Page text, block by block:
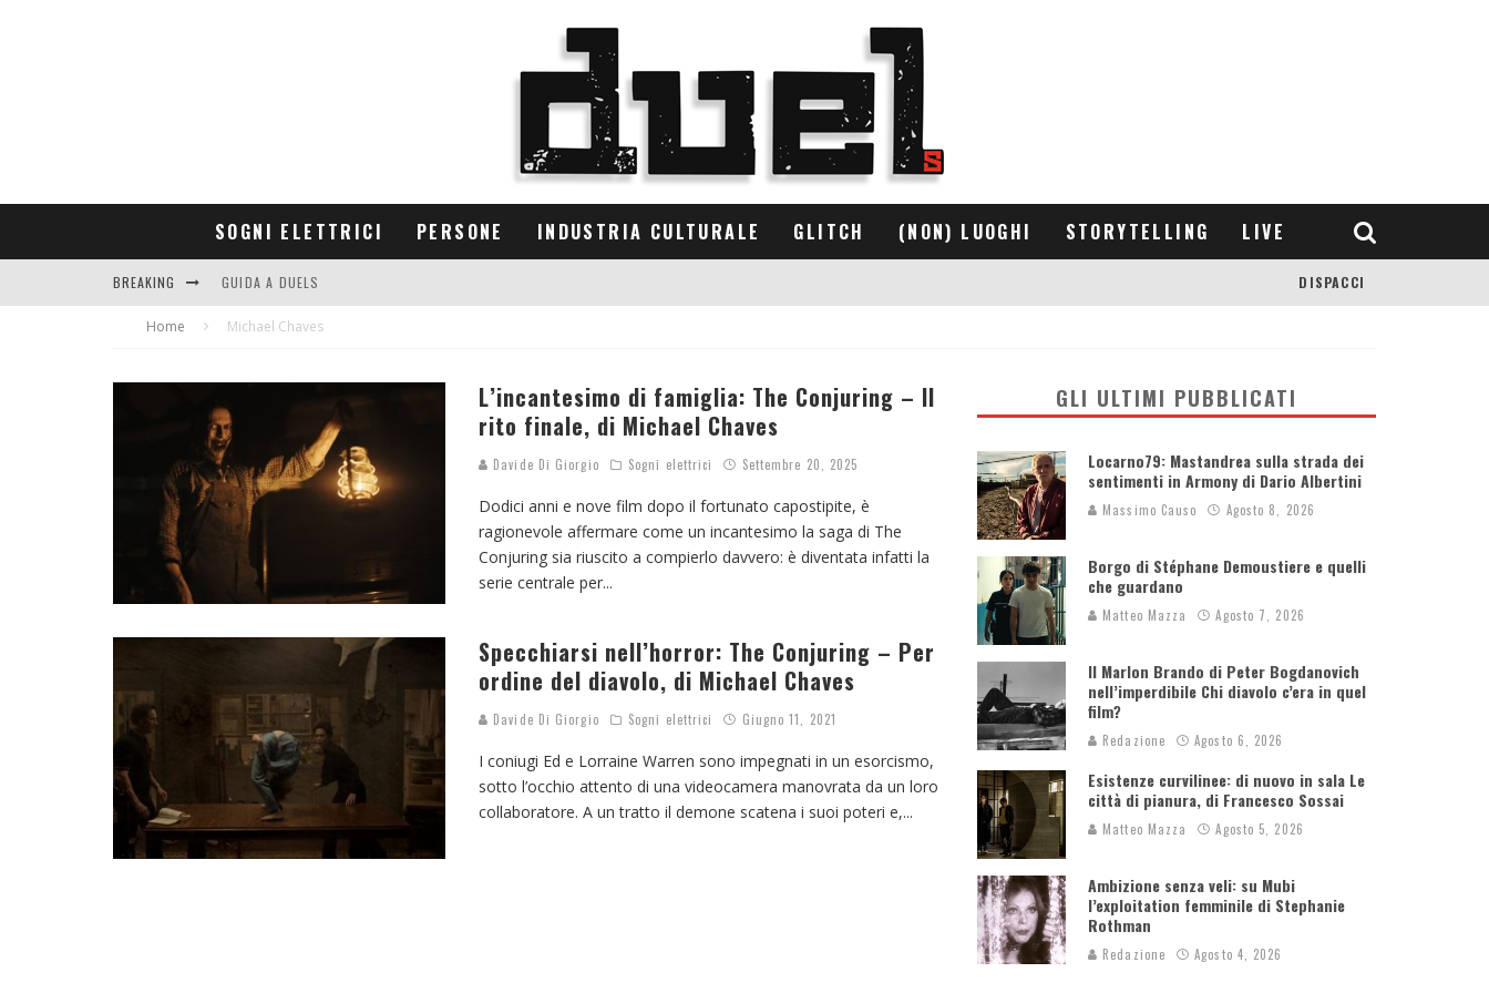
SOGNI ELETTRICI PERSONE INDUSTRIA CULTURALE GLITCH (NON) LUOGHI STORYTELLING LIVE
BREAKING GUIDA A DUELS
CONTRIBUTORS
DISPACCI
Home Michael Chaves
L’incantesimo di famiglia: The Conjuring – Il
rito finale, di Michael Chaves
Davide Di Giorgio Sogni elettrici Settembre 20, 2025
Dodici anni e nove film dopo il fortunato capostipite, è
ragionevole affermare come un incantesimo la saga di The
Conjuring sia riuscito a compierlo davvero: è diventata infatti la
serie centrale per...
Specchiarsi nell’horror: The Conjuring – Per
ordine del diavolo, di Michael Chaves
Davide Di Giorgio Sogni elettrici Giugno 11, 2021
I coniugi Ed e Lorraine Warren sono impegnati in un esorcismo,
sotto l’occhio attento di una videocamera manovrata da un loro
collaboratore. A un tratto il demone scatena i suoi poteri e,...
GLI ULTIMI PUBBLICATI
Locarno79: Mastandrea sulla strada dei
sentimenti in Armony di Dario Albertini
Massimo Causo Agosto 8, 2026
Borgo di Stéphane Demoustiere e quelli
che guardano
Matteo Mazza Agosto 7, 2026
Il Marlon Brando di Peter Bogdanovich
nell’imperdibile Chi diavolo c’era in quel
film?
Redazione Agosto 6, 2026
Esistenze curvilinee: di nuovo in sala Le
città di pianura, di Francesco Sossai
Matteo Mazza Agosto 5, 2026
Ambizione senza veli: su Mubi
l’exploitation femminile di Stephanie
Rothman
Redazione Agosto 4, 2026